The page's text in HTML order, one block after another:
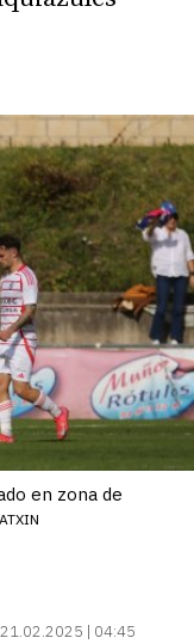
en zona de
21.02.2025 | 04:45